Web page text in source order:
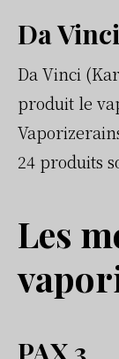
Da
Da Vinci
produit le
24 produits
Les